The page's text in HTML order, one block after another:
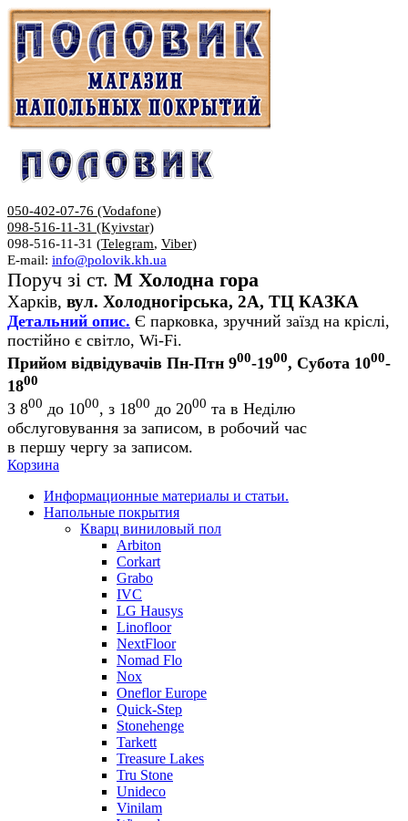
050-402-07-76 (Vodafone)
098-516-11-31 (Kyivstar)
098-516-11-31 (Telegram, Viber)
E-mail: info@polovik.kh.ua
Поруч зі ст. М Холодна гора
Харків, вул. Холодногірська, 2А, ТЦ КАЗКА
Детальний опис. Є парковка, зручний заїзд на кріслі,
постійно є світло, Wi-Fi.
Прийом відвідувачів Пн-Птн 900-1900, Субота 1000-
1800
З 800 до 1000, з 1800 до 2000 та в Неділю
обслуговування за записом, в робочий час
в першу чергу за записом.
Корзина
Информационные материалы и статьи.
Напольные покрытия
Кварц виниловый пол
Arbiton
Corkart
Grabo
IVC
LG Hausys
Linofloor
NextFloor
Nomad Flo
Nox
Oneflor Europe
Quick-Step
Stonehenge
Tarkett
Treasure Lakes
Tru Stone
Unideco
Vinilam